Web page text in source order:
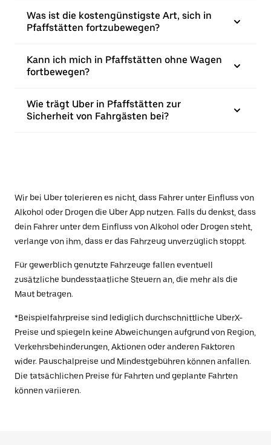
Was ist die kostengünstigste Art, sich in
Pfaffstätten fortzubewegen?
Kann ich mich in Pfaffstätten ohne Wagen
fortbewegen?
Wie trägt Uber in Pfaffstätten zur
Sicherheit von Fahrgästen bei?
Wir bei Uber tolerieren es nicht, dass Fahrer unter Einfluss von
Alkohol oder Drogen die Uber App nutzen. Falls du denkst, dass
dein Fahrer unter dem Einfluss von Alkohol oder Drogen steht,
verlange von ihm, dass er das Fahrzeug unverzüglich stoppt.
Für gewerblich genutzte Fahrzeuge fallen eventuell
zusätzliche bundesstaatliche Steuern an, die mehr als die
Maut betragen.
*Beispielfahrpreise sind lediglich durchschnittliche UberX-
Preise und spiegeln keine Abweichungen aufgrund von Region,
Verkehrsbehinderungen, Aktionen oder anderen Faktoren
wider. Pauschalpreise und Mindestgebühren können anfallen.
Die tatsächlichen Preise für Fahrten und geplante Fahrten
können variieren.